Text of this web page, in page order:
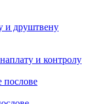
и друштвену
и контролу
послове